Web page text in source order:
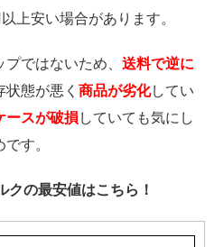
上安い場合があります。
ではないため、 送料で逆に
状態が悪く 商品が劣化してい
ースが破損 していても気にし
す。
クの最安値はこちら！